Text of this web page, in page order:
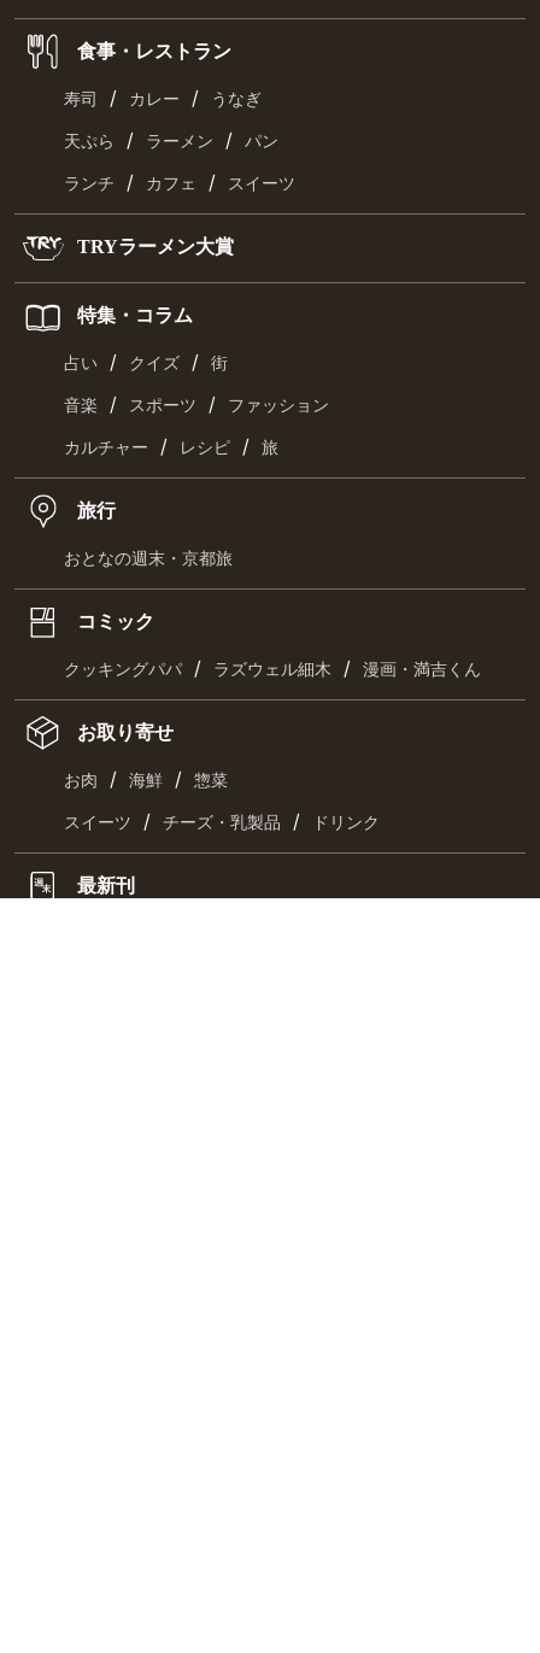
食事・レストラン
寿司 / カレー / うなぎ
天ぷら / ラーメン / パン
ランチ / カフェ / スイーツ
TRYラーメン大賞
特集・コラム
占い / クイズ / 街
音楽 / スポーツ / ファッション
カルチャー / レシピ / 旅
旅行
おとなの週末・京都旅
コミック
クッキングパパ / ラズウェル細木 / 漫画・満吉くん
お取り寄せ
お肉 / 海鮮 / 惣菜
スイーツ / チーズ・乳製品 / ドリンク
最新刊